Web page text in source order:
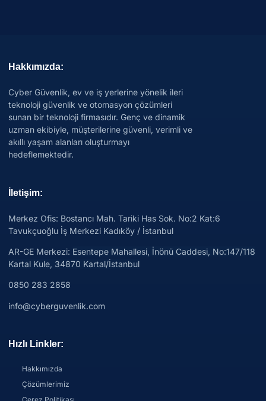
Hakkımızda:
Cyber Güvenlik, ev ve iş yerlerine yönelik ileri
teknoloji güvenlik ve otomasyon çözümleri
sunan bir teknoloji firmasıdır. Genç ve dinamik
uzman ekibiyle, müşterilerine güvenli, verimli ve
akıllı yaşam alanları oluşturmayı
hedeflemektedir.
İletişim:
Merkez Ofis: Bostancı Mah. Tariki Has Sok. No:2 Kat:6
Tavukçuoğlu İş Merkezi Kadıköy / İstanbul
AR-GE Merkezi: Esentepe Mahallesi, İnönü Caddesi, No:147/118
Kartal Kule, 34870 Kartal/İstanbul
0850 283 2858
info@cyberguvenlik.com
Hızlı Linkler:
Hakkımızda
Çözümlerimiz